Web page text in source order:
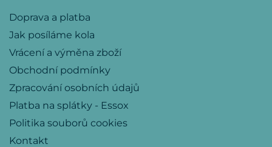
Doprava a platba
Jak posíláme kola
Vrácení a výměna zboží
Obchodní podmínky
Zpracování osobních údajů
Platba na splátky - Essox
Politika souborů cookies
Kontakt